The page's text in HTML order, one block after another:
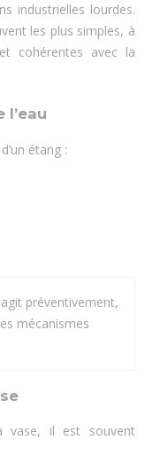
industrielles lourdes.
les plus simples, à
et cohérentes avec la
l’eau
étang :
préventivement,
mécanismes
vase, il est souvent